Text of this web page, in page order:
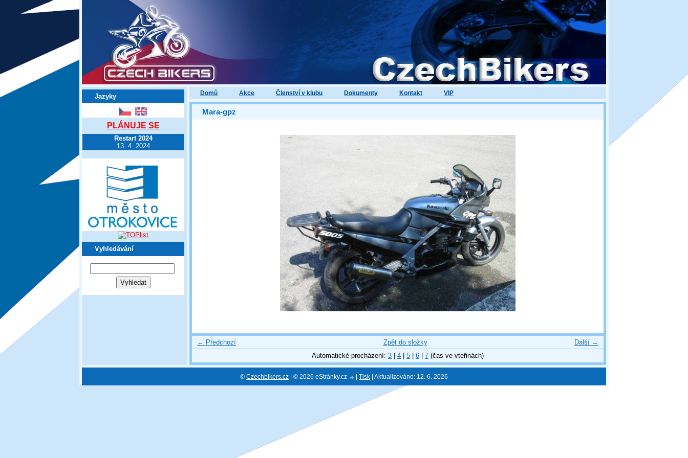
Domů Akce Členství v klubu Dokumenty Kontakt VIP
Jazyky
PLÁNUJE SE
Restart 2024
13. 4. 2024
Vyhledávání
Mara-gpz
← Předchozí Další →
Zpět do složky
Automatické procházení: 3 4 5 6 7 (čas ve vteřinách)
© Czechbikers.cz | © 2026 eStránky.cz Tisk Aktualizováno: 12. 6. 2026